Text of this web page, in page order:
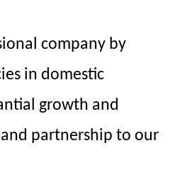
company by
in domestic
growth and
partnership to our